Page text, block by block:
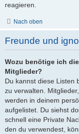
reagieren.
Nach oben
Freunde und
Wozu benötige ich
Mitglieder?
Du kannst diese Listen
zu verwalten.
werden in deinem
aufgelistet. Du siehst
schnell eine Private
den du verwendest,